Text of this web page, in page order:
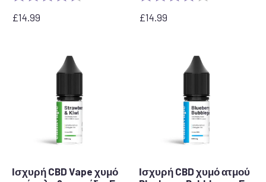
£14.99 £14.99
Ισχυρή CBD Vape χυμό
Ισχυρή CBD χυμό ατμού